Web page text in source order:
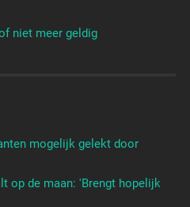
niet meer geldig
mogelijk gelekt door
op de maan: 'Brengt hopelijk